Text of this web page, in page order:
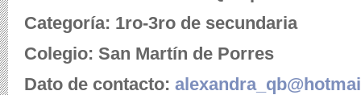
Categoría: 1ro-3ro de secundaria
Colegio: San Martín de Porres
Dato de contacto: